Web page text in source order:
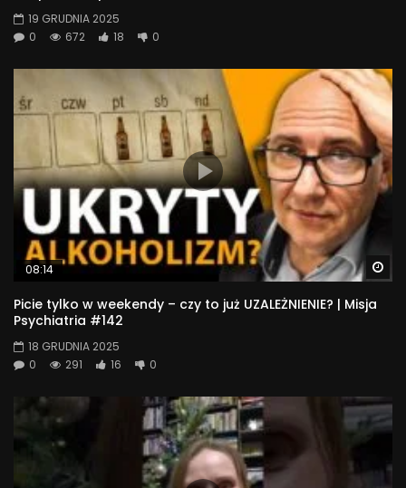
19 GRUDNIA 2025
0
672 18 0
08:14
Picie tylko w weekendy – czy to już UZALEŻNIENIE? | Misja
Psychiatria #142
18 GRUDNIA 2025
0
291 16 0